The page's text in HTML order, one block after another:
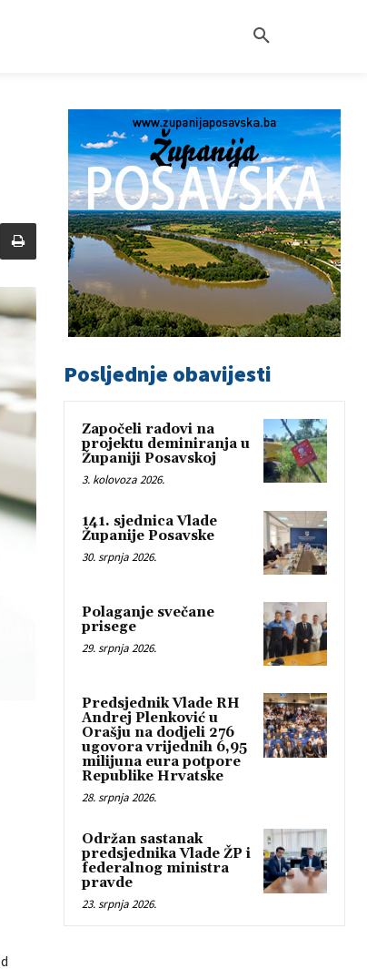
Posljednje obavijesti
Započeli radovi na
projektu deminiranja u
Županiji Posavskoj
3. kolovoza 2026.
141. sjednica Vlade
Županije Posavske
30. srpnja 2026.
Polaganje svečane
prisege
29. srpnja 2026.
Predsjednik Vlade RH
Andrej Plenković u
Orašju na dodjeli 276
ugovora vrijednih 6,95
milijuna eura potpore
Republike Hrvatske
28. srpnja 2026.
Održan sastanak
predsjednika Vlade ŽP i
federalnog ministra
pravde
23. srpnja 2026.